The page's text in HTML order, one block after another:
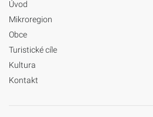
Úvod
Mikroregion
Obce
Turistické cíle
Kultura
Kontakt